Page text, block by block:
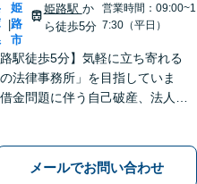
|
姫
路
市
姫路駅 か
ら徒歩5分
営業時間：09:00~1
7:30（平日）
路駅徒歩5分】気軽に立ち寄れる
の法律事務所」を目指していま
金問題に伴う自己破産、法人破
かり耳を傾けサポートいたしま
【初回相談無料】【個室対応】
メールでお問い合わせ